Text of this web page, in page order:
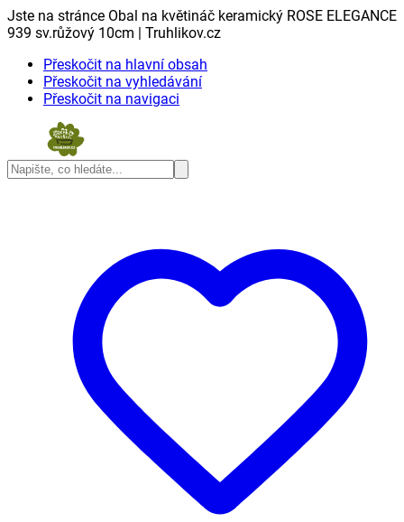
Jste na stránce Obal na květináč keramický ROSE ELEGANCE
939 sv.růžový 10cm | Truhlikov.cz
Přeskočit na hlavní obsah
Přeskočit na vyhledávání
Přeskočit na navigaci